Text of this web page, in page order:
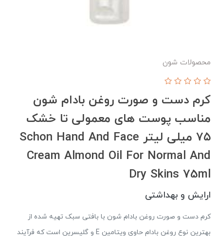
محصولات شون
کرم دست و صورت روغن بادام شون
مناسب پوست های معمولی تا خشک
۷۵ میلی لیتر Schon Hand And Face
Cream Almond Oil For Normal And
Dry Skins 75ml
ارایش و بهداشتی
کرم دست و صورت روغن بادام شون با بافتی سبک تهیه شده از
بهترین نوع روغن بادام حاوی ویتامین E و گلیسرین است که فرآیند